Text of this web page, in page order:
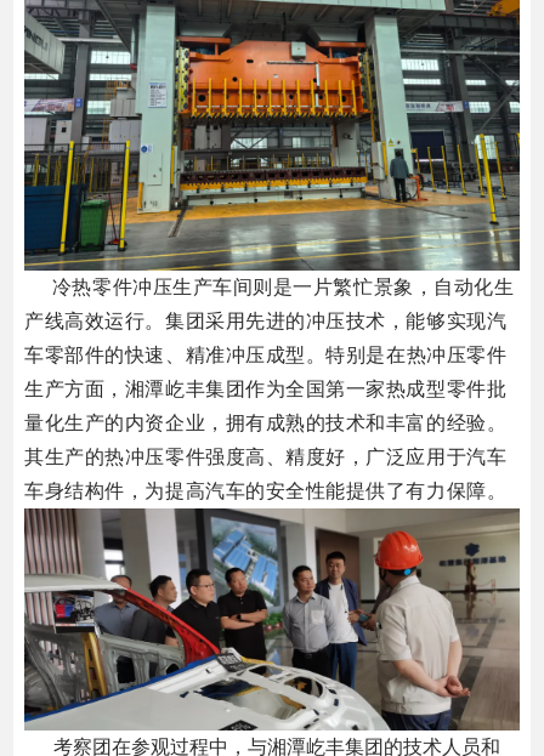
冷热零件冲压生产车间则是一片繁忙景象，自动化生
产线高效运行。 集团采用先进的冲压技术，能够实现汽
车零部件的快速、精准冲压成型。特别是在热冲压零件
生产方面，湘潭屹丰集团作为全国第一家热成型零件批
量化生产的内资企业，拥有成熟的技术和丰富的经验。
其生产的热冲压零件强度高、精度好，广泛应用于汽车
车身结构件，为提高汽车的安全性能提供了有力保障。
考察团在参观过程中，与湘潭屹丰集团的技术人员和